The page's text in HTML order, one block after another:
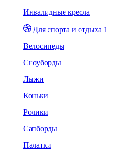
Инвалидные кресла
Для спорта и отдыха 1
Велосипеды
Сноуборды
Лыжи
Коньки
Ролики
Сапборды
Палатки